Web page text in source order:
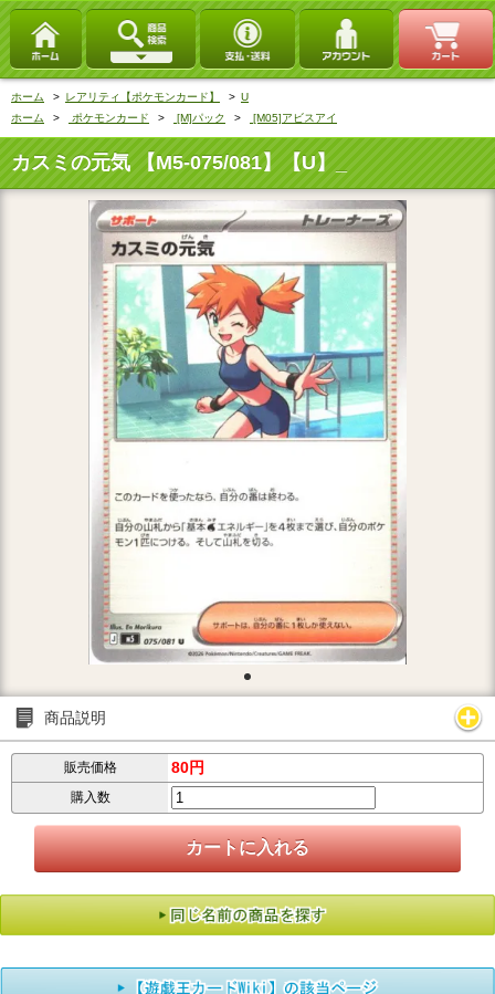
ホーム > レアリティ【ポケモンカード】 > U
ホーム
> ポケモンカード > [M]パック > [M05]アビスアイ
カスミの元気 【M5-075/081】【U】_
商品説明
販売価格 80円
購入数